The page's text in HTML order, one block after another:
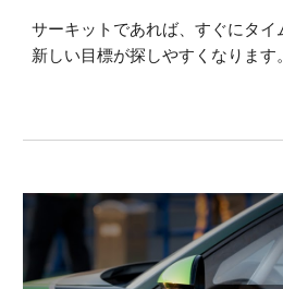
サーキットであれば、すぐにタイ
新しい目標が探しやすくなります。